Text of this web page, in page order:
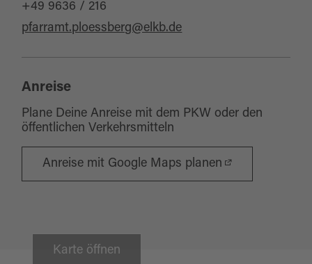
+49 9636 / 216
pfarramt.ploessberg@elkb.de
Anreise
Plane Deine Anreise mit dem PKW oder den
öffentlichen Verkehrsmitteln
Anreise mit Google Maps planen
Karte öffnen